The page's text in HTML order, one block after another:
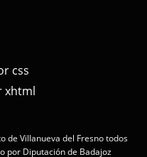
de Villanueva del Fresno todos
por Diputación de Badajoz